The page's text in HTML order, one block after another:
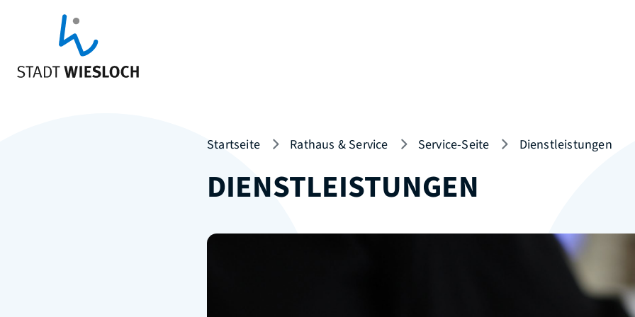
Startseite Rathaus & Service Service-Seite Dienstleistungen
DIENSTLEISTUNGEN